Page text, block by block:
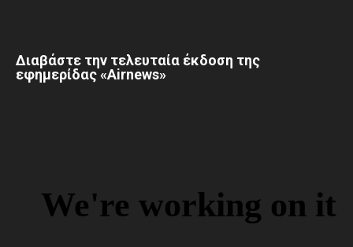
Διαβάστε την τελευταία έκδοση της
εφημερίδας «Airnews»